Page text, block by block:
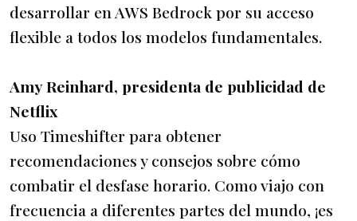
desarrollar en AWS Bedrock por su acceso
flexible a todos los modelos fundamentales.
Amy Reinhard, presidenta de publicidad de
Netflix
Uso Timeshifter para obtener
recomendaciones y consejos sobre cómo
combatir el desfase horario. Como viajo con
frecuencia a diferentes partes del mundo, ¡es